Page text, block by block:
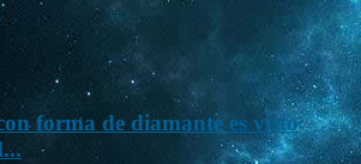
forma de diamante es visto